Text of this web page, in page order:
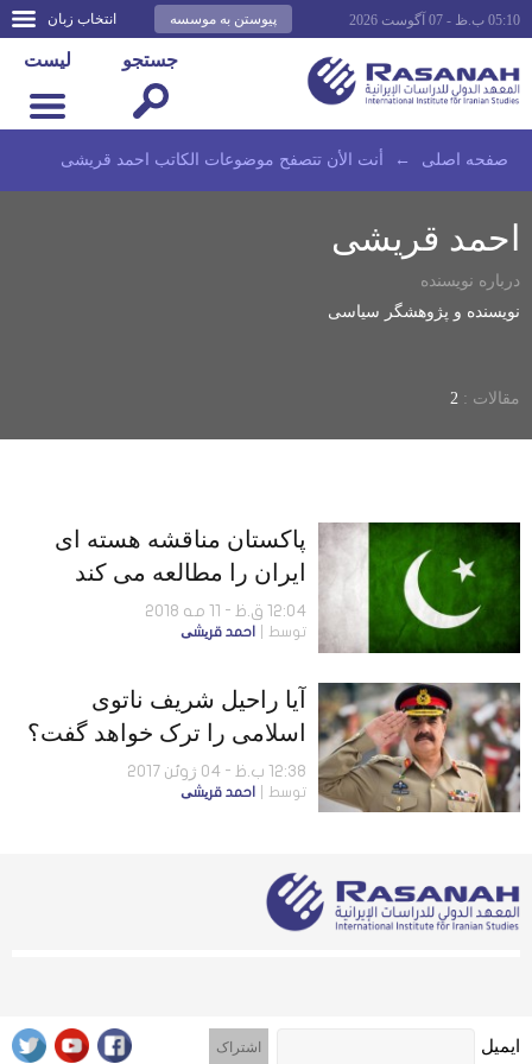
انتخاب زبان پیوستن به موسسه 05:10 ب.ظ - 07 آگوست 2026
لیست جستجو
صفحه اصلى ← أنت الأن تتصفح موضوعات الكاتب احمد قریشی
احمد قریشی
درباره نویسنده
نویسنده و پژوهشگر سیاسی
مقالات : 2
پاکستان مناقشه هسته ای
ایران را مطالعه می کند
12:04 ق.ظ - 11 مه 2018
توسط احمد قریشی
آیا راحیل شریف ناتوی
اسلامی را ترک خواهد گفت؟
12:38 ب.ظ - 04 ژوئن 2017
توسط احمد قریشی
ایمیل